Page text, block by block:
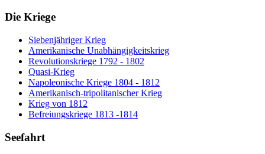
Die Kriege
Siebenjähriger Krieg
Amerikanische Unabhängigkeitskrieg
Revolutionskriege 1792 - 1802
Quasi-Krieg
Napoleonische Kriege 1804 - 1812
Amerikanisch-tripolitanischer Krieg
Krieg von 1812
Befreiungskriege 1813 -1814
Seefahrt